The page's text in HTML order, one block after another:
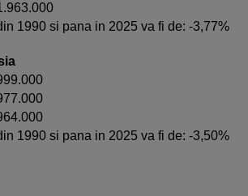
1990 si pana in 2025 va fi de: -3,77%
1990 si pana in 2025 va fi de: -3,50%